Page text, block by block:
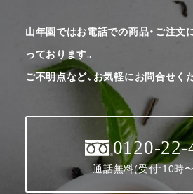
山年園ではお電話での商品・ご注文
っております。
ご不明点など、お気軽にお問合せく
0120-22-
通話無料(受付:10時